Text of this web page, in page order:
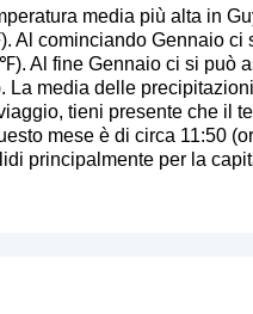
media più alta in
cominciando Gennaio ci
Al fine Gennaio ci si può
media delle
tieni presente che il
mese è di circa 11:50
principalmente per la